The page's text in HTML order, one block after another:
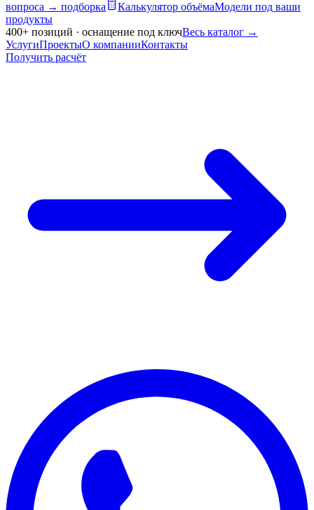
вопроса → подборка
Калькулятор объёмаМодели под ваши
продукты
400+ позиций · оснащение под ключВесь каталог →
УслугиПроектыО компанииКонтакты
Получить расчёт